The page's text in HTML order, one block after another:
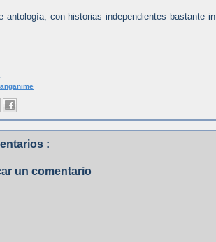
antología, con historias independientes bastante
:
un comentario